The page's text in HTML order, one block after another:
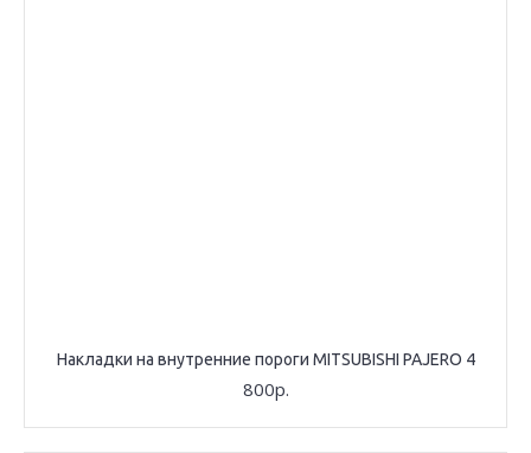
Накладки на внутренние пороги MITSUBISHI PAJERO 4
800р.